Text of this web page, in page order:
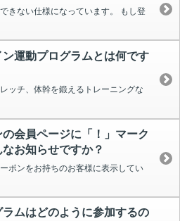
きない仕様になっています。 もし登
運動プログラムとは何です
ッチ、体幹を鍛えるトレーニングな
会員ページに「！」マーク
お知らせですか？
ポンをお持ちのお客様に表示してい
ムはどのように参加するの